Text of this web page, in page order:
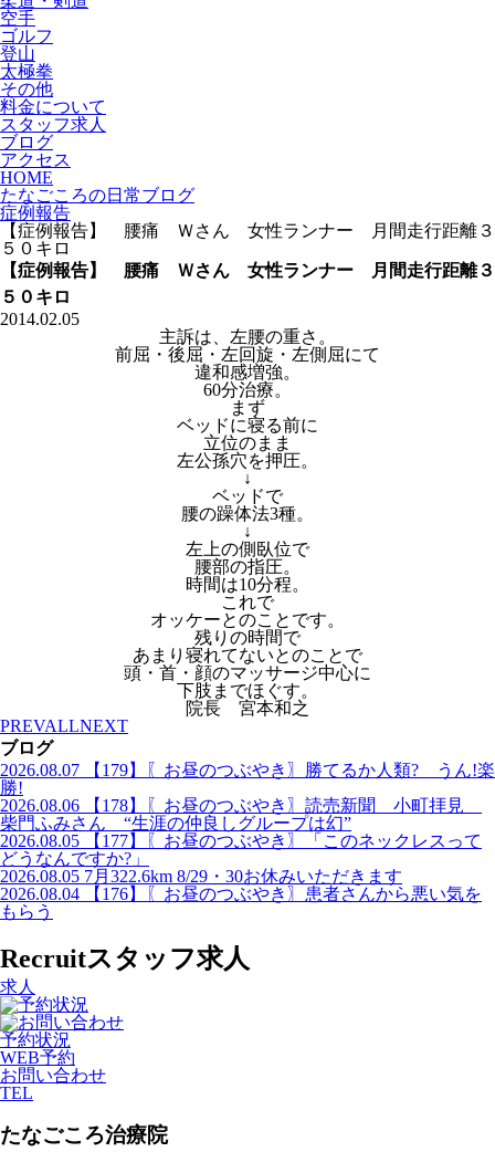
空手
ゴルフ
登山
太極拳
その他
料金について
スタッフ求人
ブログ
アクセス
HOME
たなごころの日常ブログ
症例報告
【症例報告】 腰痛 Ｗさん 女性ランナー 月間走行距離３
５０キロ
【症例報告】 腰痛 Ｗさん 女性ランナー 月間走行距離３
５０キロ
2014.02.05
主訴は、左腰の重さ。
前屈・後屈・左回旋・左側屈にて
違和感増強。
60分治療。
まず
ベッドに寝る前に
立位のまま
左公孫穴を押圧。
↓
ベッドで
腰の躁体法3種。
↓
左上の側臥位で
腰部の指圧。
時間は10分程。
これで
オッケーとのことです。
残りの時間で
あまり寝れてないとのことで
頭・首・顔のマッサージ中心に
下肢までほぐす。
院長 宮本和之
PREVALLNEXT
ブログ
2026.08.07
【179】〖お昼のつぶやき〗勝てるか人類? うん!楽
勝!
2026.08.06
【178】〖お昼のつぶやき〗読売新聞 小町拝見
柴門ふみさん “生涯の仲良しグループは幻”
2026.08.05
【177】〖お昼のつぶやき〗「このネックレスって
どうなんですか?」
2026.08.05 7月322.6km 8/29・30お休みいただきます
2026.08.04
【176】〖お昼のつぶやき〗患者さんから悪い気を
もらう
Recruitスタッフ求人
求人
予約状況
WEB予約
お問い合わせ
TEL
たなごころ治療院